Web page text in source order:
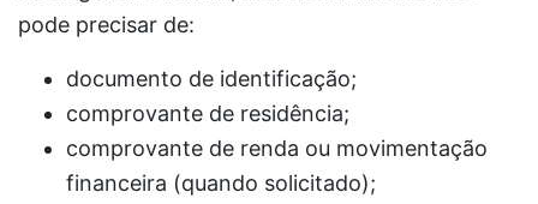
pode precisar de:
documento de identificação;
comprovante de residência;
comprovante de renda ou movimentação
financeira (quando solicitado);